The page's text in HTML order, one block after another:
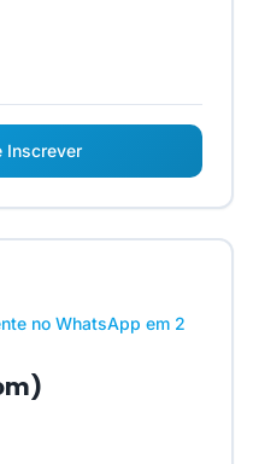
Inscrever
no WhatsApp em 2